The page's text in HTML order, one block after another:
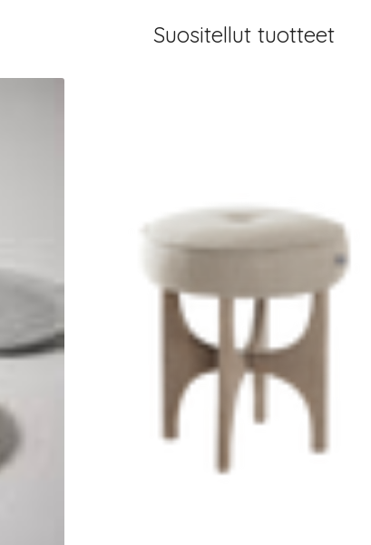
Suositellut tuotteet